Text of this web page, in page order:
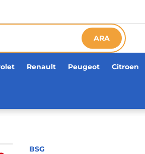
kargo ücretsiz!
yirmi bin ürünadeti!
ARA
Renault Peugeot Citroen
BSG